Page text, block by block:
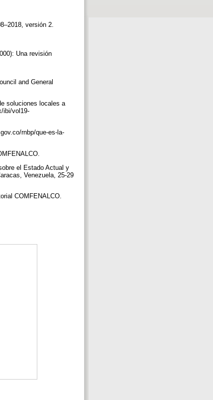
versión 2.
Una revisión
and General
soluciones locales a
ibi/vol19-
rnbp/que-es-la-
el Estado Actual y
Venezuela, 25-29
COMFENALCO.